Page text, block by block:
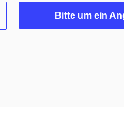
Bitte um ein